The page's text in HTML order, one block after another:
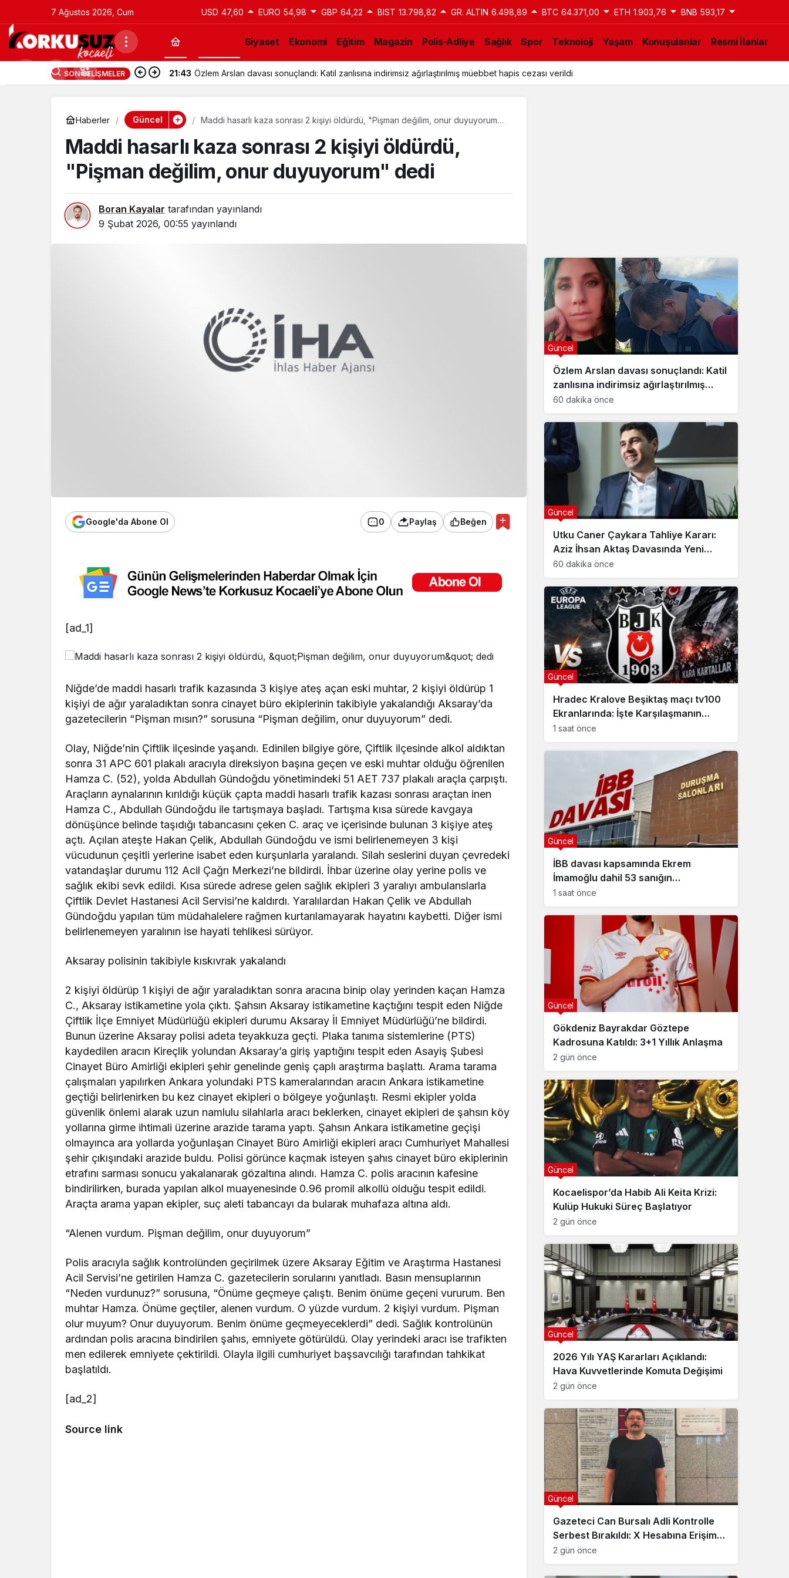
7 Ağustos 2026, Cum USD 47,60 EURO 54,98 GBP 64,22 BIST 13.798,82 GR. ALTIN 6.498,89 BTC 64.371,00 ETH 1.903,76 BNB 593,17
Siyaset Ekonomi Eğitim Magazin Polis-Adliye Sağlık Spor Teknoloji Yaşam Konuşulanlar Resmi İlanlar
SON GELIŞMELER 21:43 Özlem Arslan davası sonuçlandı: Katil zanlısına indirimsiz ağırlaştırılmış müebbet hapis cezası verildi
Haberler Güncel
Maddi hasarlı kaza sonrası 2 kişiyi öldürdü, "Pişman değilim, onur duyuyorum"
Maddi hasarlı kaza sonrası 2 kişiyi öldürdü,
"Pişman değilim, onur duyuyorum" dedi
Boran Kayalar tarafından yayınlandı
9 Şubat 2026, 00:55 yayınlandı
Google'da Abone Ol 0 Paylaş Beğen
[ad_1]
Niğde’de maddi hasarlı trafik kazasında 3 kişiye ateş açan eski muhtar, 2 kişiyi öldürüp 1
kişiyi de ağır yaraladıktan sonra cinayet büro ekiplerinin takibiyle yakalandığı Aksaray’da
gazetecilerin “Pişman mısın?” sorusuna “Pişman değilim, onur duyuyorum” dedi.
Olay, Niğde’nin Çiftlik ilçesinde yaşandı. Edinilen bilgiye göre, Çiftlik ilçesinde alkol aldıktan
sonra 31 APC 601 plakalı aracıyla direksiyon başına geçen ve eski muhtar olduğu öğrenilen
Hamza C. (52), yolda Abdullah Gündoğdu yönetimindeki 51 AET 737 plakalı araçla çarpıştı.
Araçların aynalarının kırıldığı küçük çapta maddi hasarlı trafik kazası sonrası araçtan inen
Hamza C., Abdullah Gündoğdu ile tartışmaya başladı. Tartışma kısa sürede kavgaya
dönüşünce belinde taşıdığı tabancasını çeken C. araç ve içerisinde bulunan 3 kişiye ateş
açtı. Açılan ateşte Hakan Çelik, Abdullah Gündoğdu ve ismi belirlenemeyen 3 kişi
vücudunun çeşitli yerlerine isabet eden kurşunlarla yaralandı. Silah seslerini duyan çevredeki
vatandaşlar durumu 112 Acil Çağrı Merkezi’ne bildirdi. İhbar üzerine olay yerine polis ve
sağlık ekibi sevk edildi. Kısa sürede adrese gelen sağlık ekipleri 3 yaralıyı ambulanslarla
Çiftlik Devlet Hastanesi Acil Servisi’ne kaldırdı. Yaralılardan Hakan Çelik ve Abdullah
Gündoğdu yapılan tüm müdahalelere rağmen kurtarılamayarak hayatını kaybetti. Diğer ismi
belirlenemeyen yaralının ise hayati tehlikesi sürüyor.
Aksaray polisinin takibiyle kıskıvrak yakalandı
2 kişiyi öldürüp 1 kişiyi de ağır yaraladıktan sonra aracına binip olay yerinden kaçan Hamza
C., Aksaray istikametine yola çıktı. Şahsın Aksaray istikametine kaçtığını tespit eden Niğde
Çiftlik İlçe Emniyet Müdürlüğü ekipleri durumu Aksaray İl Emniyet Müdürlüğü’ne bildirdi.
Bunun üzerine Aksaray polisi adeta teyakkuza geçti. Plaka tanıma sistemlerine (PTS)
kaydedilen aracın Kireçlik yolundan Aksaray’a giriş yaptığını tespit eden Asayiş Şubesi
Cinayet Büro Amirliği ekipleri şehir genelinde geniş çaplı araştırma başlattı. Arama tarama
çalışmaları yapılırken Ankara yolundaki PTS kameralarından aracın Ankara istikametine
geçtiği belirlenirken bu kez cinayet ekipleri o bölgeye yoğunlaştı. Resmi ekipler yolda
güvenlik önlemi alarak uzun namlulu silahlarla aracı beklerken, cinayet ekipleri de şahsın köy
yollarına girme ihtimali üzerine arazide tarama yaptı. Şahsın Ankara istikametine geçişi
olmayınca ara yollarda yoğunlaşan Cinayet Büro Amirliği ekipleri aracı Cumhuriyet Mahallesi
şehir çıkışındaki arazide buldu. Polisi görünce kaçmak isteyen şahıs cinayet büro ekiplerinin
etrafını sarması sonucu yakalanarak gözaltına alındı. Hamza C. polis aracının kafesine
bindirilirken, burada yapılan alkol muayenesinde 0.96 promil alkollü olduğu tespit edildi.
Araçta arama yapan ekipler, suç aleti tabancayı da bularak muhafaza altına aldı.
“Alenen vurdum. Pişman değilim, onur duyuyorum”
Polis aracıyla sağlık kontrolünden geçirilmek üzere Aksaray Eğitim ve Araştırma Hastanesi
Acil Servisi’ne getirilen Hamza C. gazetecilerin sorularını yanıtladı. Basın mensuplarının
“Neden vurdunuz?” sorusuna, “Önüme geçmeye çalıştı. Benim önüme geçeni vururum. Ben
muhtar Hamza. Önüme geçtiler, alenen vurdum. O yüzde vurdum. 2 kişiyi vurdum. Pişman
olur muyum? Onur duyuyorum. Benim önüme geçmeyeceklerdi” dedi. Sağlık kontrolünün
ardından polis aracına bindirilen şahıs, emniyete götürüldü. Olay yerindeki aracı ise trafikten
men edilerek emniyete çektirildi. Olayla ilgili cumhuriyet başsavcılığı tarafından tahkikat
başlatıldı.
[ad_2]
Source link
Özlem Arslan davası sonuçlandı: Katil
zanlısına indirimsiz ağırlaştırılmış
müebbet hapis cezası verildi
60 dakika önce
Güncel
Utku Caner Çaykara Tahliye Kararı:
Aziz İhsan Aktaş Davasında Yeni
Gelişme
60 dakika önce
Güncel
Hradec Kralove Beşiktaş maçı tv100
Ekranlarında: İşte Karşılaşmanın
Detayları
1 saat önce
Güncel
İBB davası kapsamında Ekrem
İmamoğlu dahil 53 sanığın
tutukluluğuna devam kararı
1 saat önce
Güncel
Gökdeniz Bayrakdar Göztepe
Kadrosuna Katıldı: 3+1 Yıllık Anlaşma
2 gün önce
Güncel
Kocaelispor’da Habib Ali Keita Krizi:
Kulüp Hukuki Süreç Başlatıyor
2 gün önce
Güncel
2026 Yılı YAŞ Kararları Açıklandı:
Hava Kuvvetlerinde Komuta Değişimi
2 gün önce
Güncel
Gazeteci Can Bursalı Adli Kontrolle
Serbest Bırakıldı: X Hesabına Erişim
Engeli Getirildi
2 gün önce
Güncel